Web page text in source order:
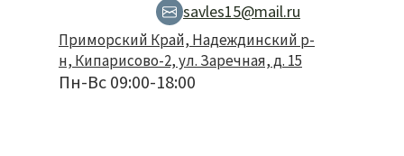
savles15@mail.ru
Приморский Край, Надеждинский р-
н, Кипарисово-2, ул. Заречная, д. 15
Пн-Вс 09:00-18:00